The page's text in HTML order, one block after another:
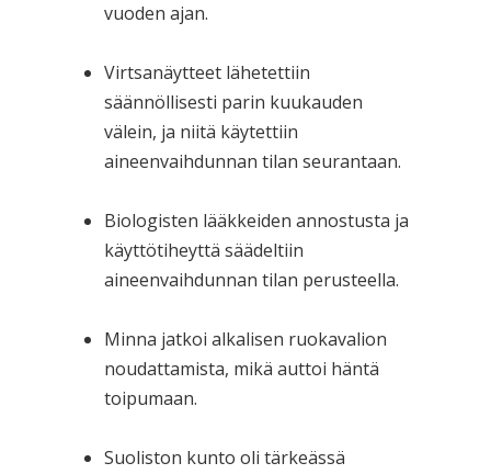
vuoden ajan.
Virtsanäytteet lähetettiin
säännöllisesti parin kuukauden
välein, ja niitä käytettiin
aineenvaihdunnan tilan seurantaan.
Biologisten lääkkeiden annostusta ja
käyttötiheyttä säädeltiin
aineenvaihdunnan tilan perusteella.
Minna jatkoi alkalisen ruokavalion
noudattamista, mikä auttoi häntä
toipumaan.
Suoliston kunto oli tärkeässä